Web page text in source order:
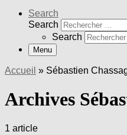
Search
Search
Search
Menu
Accueil » Sébastien
Archives
1 article